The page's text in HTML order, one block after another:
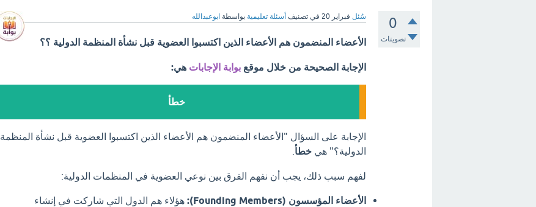
0
تصويتات
سُئل فبراير 20 في تصنيف أسئلة تعليمية بواسطة ابوعبدالله
الأعضاء المنضمون هم الأعضاء الذين اكتسبوا العضوية قبل نشأة المنظمة الدولية ؟؟
الإجابة الصحيحة من خلال موقع بوابة الإجابات هي:
خطأ
الإجابة على السؤال "الأعضاء المنضمون هم الأعضاء الذين اكتسبوا العضوية قبل نشأة المنظمة
الدولية؟" هي خطأ
لفهم سبب ذلك، يجب أن نفهم الفرق بين نوعي العضوية في المنظمات الدولية:
الأعضاء المؤسسون (Founding Members):
هؤلاء هم الدول التي شاركت في إنشاء